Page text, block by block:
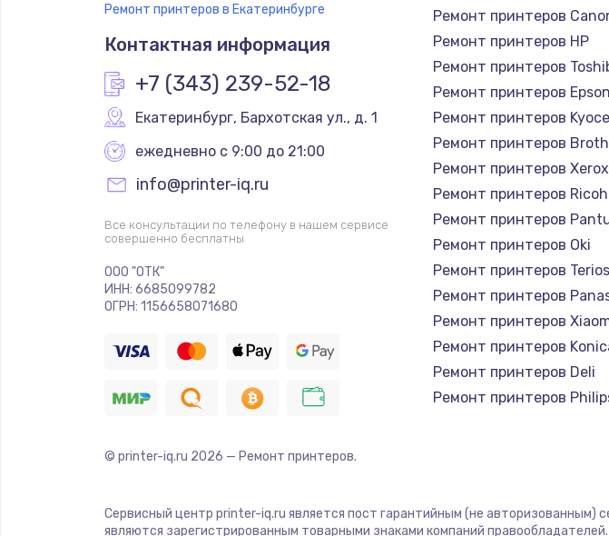
Ремонт принтеров в Екатеринбурге
Контактная информация
+7 (343) 239-52-18
Екатеринбург, Бархотская ул., д. 1
ежедневно с 9:00 до 21:00
info@printer-iq.ru
Все консультации по телефону в нашем сервисе
совершенно бесплатны
ООО "ОТК"
ИНН: 6685099782
ОГРН: 1156658071680
Ремонт принтеров
Ремонт принтеров HP
Ремонт принтеров
Ремонт принтеров Epson
Ремонт принтеров
Ремонт принтеров
Ремонт принтеров Xerox
Ремонт принтеров Ricoh
Ремонт принтеров
Ремонт принтеров Oki
Ремонт принтеров
Ремонт принтеров
Ремонт принтеров
Ремонт принтеров
Ремонт принтеров Deli
Ремонт принтеров
Ремонт принтеров TSC
© printer-iq.ru 2026 — Ремонт принтеров.
Сервисный центр printer-iq.ru является пост гарантийным (не авторизованным)
являются зарегистрированным товарными знаками компаний